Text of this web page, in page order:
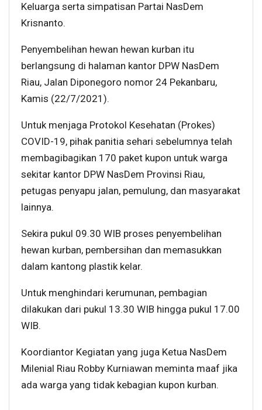
Keluarga serta simpatisan Partai NasDem
Krisnanto.
Penyembelihan hewan hewan kurban itu
berlangsung di halaman kantor DPW NasDem
Riau, Jalan Diponegoro nomor 24 Pekanbaru,
Kamis (22/7/2021).
Untuk menjaga Protokol Kesehatan (Prokes)
COVID-19, pihak panitia sehari sebelumnya telah
membagibagikan 170 paket kupon untuk warga
sekitar kantor DPW NasDem Provinsi Riau,
petugas penyapu jalan, pemulung, dan masyarakat
lainnya.
Sekira pukul 09.30 WIB proses penyembelihan
hewan kurban, pembersihan dan memasukkan
dalam kantong plastik kelar.
Untuk menghindari kerumunan, pembagian
dilakukan dari pukul 13.30 WIB hingga pukul 17.00
WIB.
Koordiantor Kegiatan yang juga Ketua NasDem
Milenial Riau Robby Kurniawan meminta maaf jika
ada warga yang tidak kebagian kupon kurban.